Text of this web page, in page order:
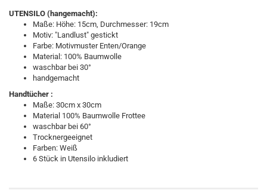
UTENSILO (hangemacht):
Maße: Höhe: 15cm, Durchmesser: 19cm
Motiv: "Landlust" gestickt
Farbe: Motivmuster Enten/Orange
Material: 100% Baumwolle
waschbar bei 30°
handgemacht
Handtücher :
Maße: 30cm x 30cm
Material 100% Baumwolle Frottee
waschbar bei 60°
Trocknergeeignet
Farben: Weiß
6 Stück in Utensilo inkludiert